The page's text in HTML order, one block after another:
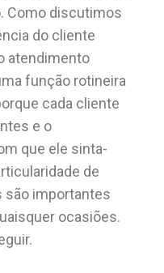
Como discutimos
do cliente
atendimento
função rotineira
cada cliente
e o
que ele sinta-
de
são importantes
ocasiões.